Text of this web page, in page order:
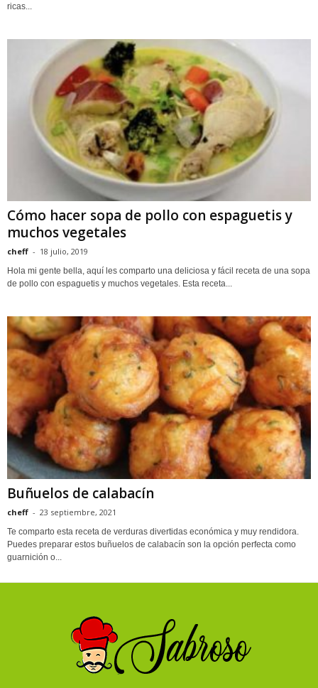
ricas...
Cómo hacer sopa de pollo con espaguetis y
muchos vegetales
cheff - 18 julio, 2019
Hola mi gente bella, aquí les comparto una deliciosa y fácil receta de una sopa
de pollo con espaguetis y muchos vegetales. Esta receta...
Buñuelos de calabacín
cheff - 23 septiembre, 2021
Te comparto esta receta de verduras divertidas económica y muy rendidora.
Puedes preparar estos buñuelos de calabacín son la opción perfecta como
guarnición o...